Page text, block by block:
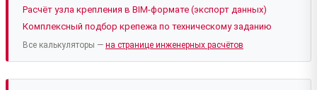
Расчёт узла крепления в BIM-формате (экспорт данных)
Комплексный подбор крепежа по техническому заданию
Все калькуляторы — на странице инженерных расчётов